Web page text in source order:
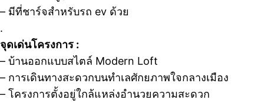
– มีที่ชาร์จสำหรับรถ ev ด้วย
.
จุดเด่นโครงการ :
– บ้านออกแบบสไตล์ Modern Loft
– การเดินทางสะดวกบนทำเลศักยภาพใจกลางเมือง
– โครงการตั้งอยู่ใกล้แหล่งอำนวยความสะดวก